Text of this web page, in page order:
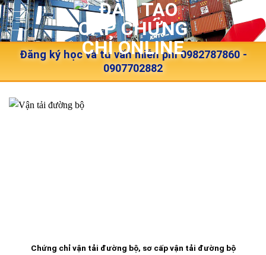
Skip
to
content
Đăng ký học và tư vấn miễn phí 0982787860 -
0907702882
Chứng chỉ vận tải đường bộ, sơ cấp vận tải đường bộ